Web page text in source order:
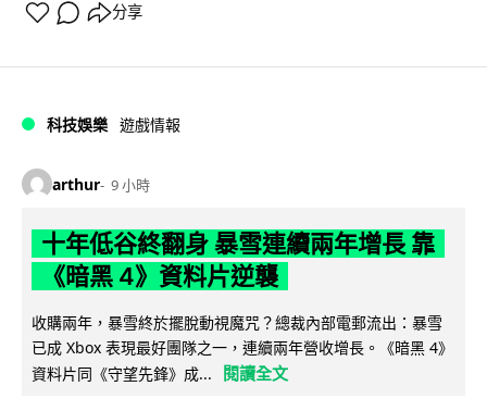
分享
科技娛樂 遊戲情報
arthur 9 小時
十年低谷終翻身 暴雪連續兩年增長 靠
《暗黑 4》資料片逆襲
收購兩年，暴雪終於擺脫動視魔咒？總裁內部電郵流出：暴雪
已成 Xbox 表現最好團隊之一，連續兩年營收增長。《暗黑 4》
資料片同《守望先鋒》成...
閱讀全文